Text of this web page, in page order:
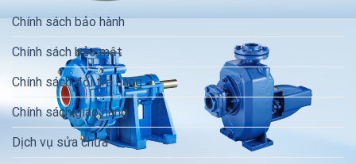
Chính sách bảo hành
Chính sách bảo mật
Chính sách đổi trả hàng
Chính sách giao hàng
Dịch vụ sửa chữa